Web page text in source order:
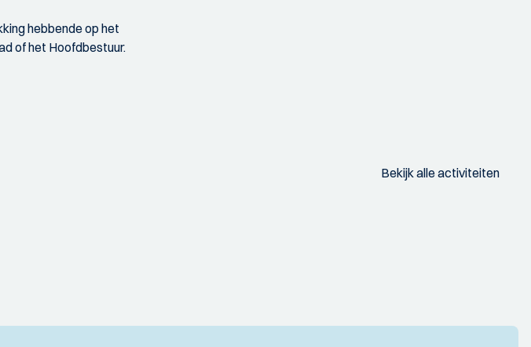
hebbende op het
of het Hoofdbestuur.
Bekijk alle activiteiten